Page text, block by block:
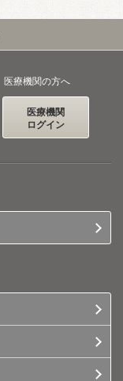
医療機関の方へ
医療機関
ログイン